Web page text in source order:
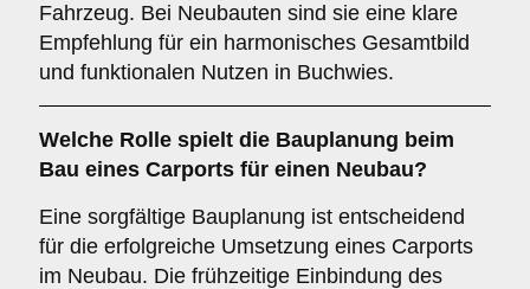
Fahrzeug. Bei Neubauten sind sie eine klare
Empfehlung für ein harmonisches Gesamtbild
und funktionalen Nutzen in Buchwies.
Welche Rolle spielt die Bauplanung beim
Bau eines Carports für einen Neubau?
Eine sorgfältige Bauplanung ist entscheidend
für die erfolgreiche Umsetzung eines Carports
im Neubau. Die frühzeitige Einbindung des